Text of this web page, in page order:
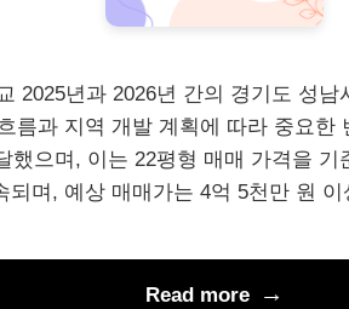
2025년과 2026년 간의 경기도 성
름과 지역 개발 계획에 따라 중요한
했으며, 이는 22평형 매매 가격을 기
되며, 예상 매매가는 4억 5천만 원
Read more